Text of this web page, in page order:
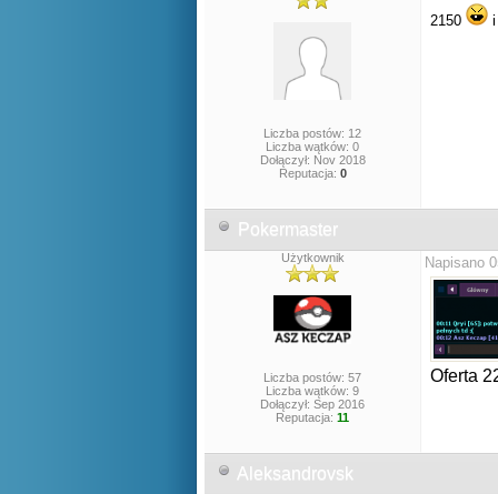
Liczba postów: 12
Liczba wątków: 0
Dołączył: Nov 2018
Reputacja: 0
2150
i
Pokermaster
Użytkownik
Liczba postów: 57
Liczba wątków: 9
Dołączył: Sep 2016
Reputacja: 11
Napisano
Oferta
Aleksandrovsk